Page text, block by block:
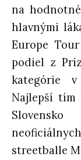
na
hlavnými
Europe
podiel z
kategórie
Najlepší tím
streetballe